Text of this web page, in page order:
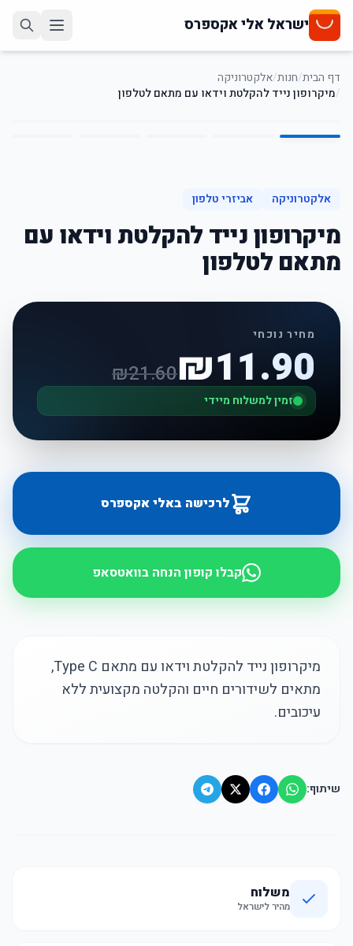
ישראל אלי אקספרס
דף הבית/חנות/אלקטרוניקה
/מיקרופון נייד להקלטת וידאו עם מתאם לטלפון
1
/
5
אלקטרוניקה אביזרי טלפון
מיקרופון נייד להקלטת וידאו עם
מתאם לטלפון
מחיר נוכחי
₪11.90
₪21.60
זמין למשלוח מיידי
לרכישה באלי אקספרס
קבלו קופון הנחה בוואטסאפ
מיקרופון נייד להקלטת וידאו עם מתאם Type C,
מתאים לשידורים חיים והקלטה מקצועית ללא
עיכובים.
שיתוף:
משלוח
מהיר לישראל